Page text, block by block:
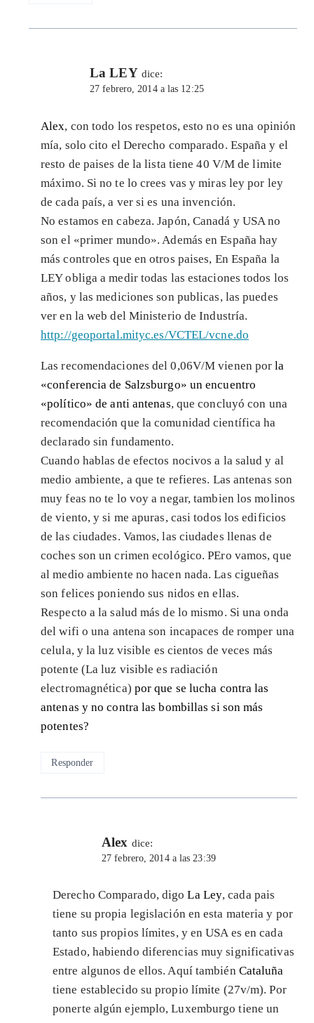
La LEY dice:
27 febrero, 2014 a las 12:25
Alex, con todo los respetos, esto no es una opinión
mía, solo cito el Derecho comparado. España y el
resto de paises de la lista tiene 40 V/M de limite
máximo. Si no te lo crees vas y miras ley por ley
de cada país, a ver si es una invención.
No estamos en cabeza. Japón, Canadá y USA no
son el «primer mundo». Además en España hay
más controles que en otros paises, En España la
LEY obliga a medir todas las estaciones todos los
años, y las mediciones son publicas, las puedes
ver en la web del Ministerio de Industría.
http://geoportal.mityc.es/VCTEL/vcne.do
Las recomendaciones del 0,06V/M vienen porla
«conferencia de Salzsburgo» un encuentro
«político» de anti antenas, que concluyó con una
recomendación que la comunidad científica ha
declarado sin fundamento.
Cuando hablas de efectos nocivos a la salud y al
medio ambiente, a que te refieres. Las antenas son
muy feas no te lo voy a negar, tambien los molinos
de viento, y si me apuras, casi todos los edificios
de las ciudades. Vamos, las ciudades llenas de
coches son un crimen ecológico. PEro vamos, que
al medio ambiente no hacen nada. Las cigueñas
son felices poniendo sus nidos en ellas.
Respecto a la salud más de lo mismo. Si una onda
del wifi o una antena son incapaces de romper una
celula, y la luz visible es cientos de veces más
potente (La luz visible es radiación
electromagnética) por que se lucha contra las
antenas y no contra las bombillas si son más
potentes?
Responder
Alex dice:
27 febrero, 2014 a las 23:39
Derecho Comparado, digoLa Ley, cada pais
tiene su propia legislación en esta materia y por
tanto sus propios límites, y en USA es en cada
Estado, habiendo diferencias muy significativas
entre algunos de ellos. Aquí también Cataluña
tiene establecido su propio límite (27v/m). Por
ponerte algún ejemplo, Luxemburgo tiene un